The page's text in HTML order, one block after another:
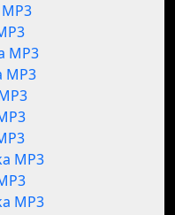
MP3
MP3
MP3
MP3